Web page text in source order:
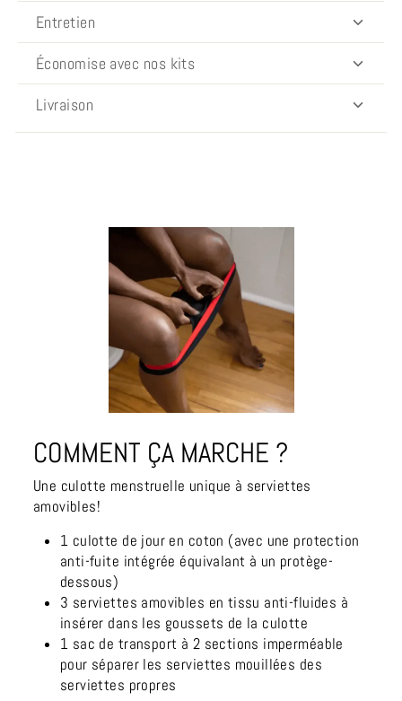
Entretien
Économise avec nos kits
Livraison
COMMENT ÇA MARCHE ?
Une culotte menstruelle unique à serviettes
amovibles!
1 culotte de jour en coton (avec une protection
anti-fuite intégrée équivalant à un protège-
dessous)
3 serviettes amovibles en tissu anti-fluides à
insérer dans les goussets de la culotte
1 sac de transport à 2 sections imperméable
pour séparer les serviettes mouillées des
serviettes propres